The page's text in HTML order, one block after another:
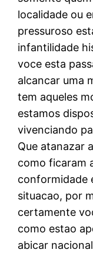
localidade ou
pressuroso
infantilidade
voce esta
alcancar uma
tem aqueles
estamos
vivenciando
Que atanazar
como ficaram
conformidade
situacao, por
certamente
como estao
abicar